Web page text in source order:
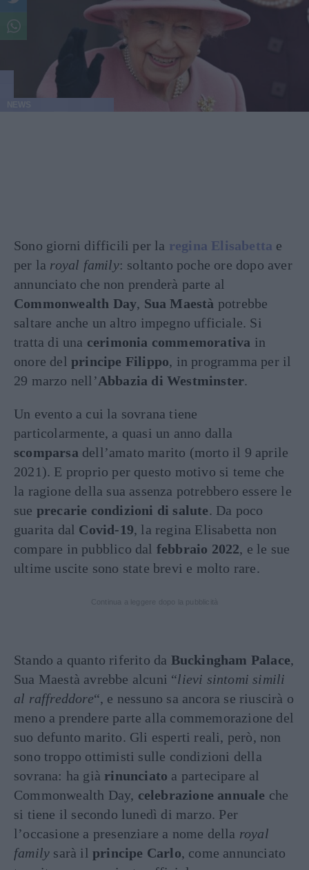
Sono giorni difficili per la regina Elisabetta e
per la royal family: soltanto poche ore dopo aver
annunciato che non prenderà parte al
Commonwealth Day, Sua Maestà potrebbe
saltare anche un altro impegno ufficiale. Si
tratta di una cerimonia commemorativa in
onore del principe Filippo, in programma per il
29 marzo nell’Abbazia di Westminster.
Un evento a cui la sovrana tiene
particolarmente, a quasi un anno dalla
scomparsa dell’amato marito (morto il 9 aprile
2021). E proprio per questo motivo si teme che
la ragione della sua assenza potrebbero essere le
sue precarie condizioni di salute. Da poco
guarita dal Covid-19, la regina Elisabetta non
compare in pubblico dal febbraio 2022, e le sue
ultime uscite sono state brevi e molto rare.
Stando a quanto riferito da Buckingham Palace,
Sua Maestà avrebbe alcuni “lievi sintomi simili
al raffreddore“, e nessuno sa ancora se riuscirà o
meno a prendere parte alla commemorazione del
suo defunto marito. Gli esperti reali, però, non
sono troppo ottimisti sulle condizioni della
sovrana: ha già rinunciato a partecipare al
Commonwealth Day, celebrazione annuale che
si tiene il secondo lunedì di marzo. Per
l’occasione a presenziare a nome della royal
family sarà ilprincipe Carlo, come annunciato